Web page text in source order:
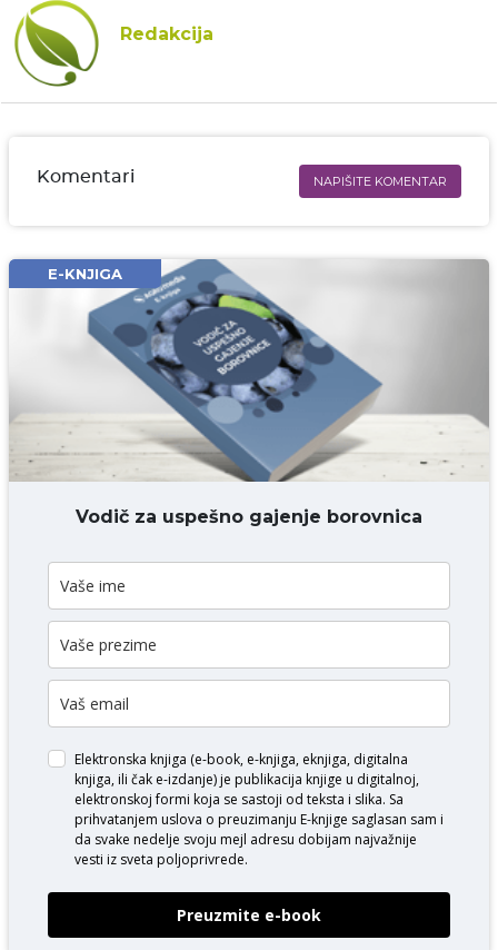
Redakcija
Komentari NAPIŠITE KOMENTAR
Email* obavezno
Komentar* obavezno
DODAJ KOMENTAR
E-KNJIGA
Vodič za uspešno gajenje borovnica
Elektronska knjiga (e-book, e-knjiga, eknjiga, digitalna
knjiga, ili čak e-izdanje) je publikacija knjige u digitalnoj,
elektronskoj formi koja se sastoji od teksta i slika. Sa
prihvatanjem uslova o preuzimanju E-knjige saglasan sam i
da svake nedelje svoju mejl adresu dobijam najvažnije
vesti iz sveta poljoprivrede.
Preuzmite e-book